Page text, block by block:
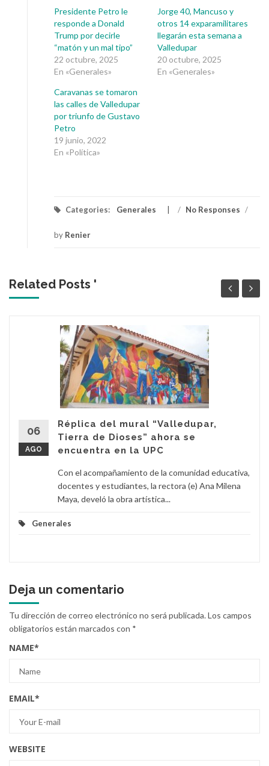
Presidente Petro le
responde a Donald
Trump por decirle
“matón y un mal tipo”
22 octubre, 2025
En «Generales»
Jorge 40, Mancuso y
otros 14 exparamilitares
llegarán esta semana a
Valledupar
20 octubre, 2025
En «Generales»
Caravanas se tomaron
las calles de Valledupar
por triunfo de Gustavo
Petro
19 junio, 2022
En «Política»
Categories: Generales / No Responses /
by Renier
Related Posts '
06
AGO
Réplica del mural “Valledupar,
Tierra de Dioses” ahora se
encuentra en la UPC
Con el acompañamiento de la comunidad educativa,
docentes y estudiantes, la rectora (e) Ana Milena
Maya, develó la obra artística...
Generales
Deja un comentario
Tu dirección de correo electrónico no será publicada.Los campos
obligatorios están marcados con *
NAME*
EMAIL*
WEBSITE